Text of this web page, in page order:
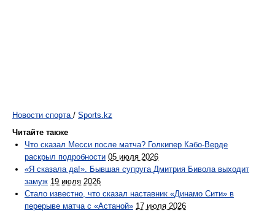
Новости спорта / Sports.kz
Читайте также
Что сказал Месси после матча? Голкипер Кабо-Верде
раскрыл подробности 05 июля 2026
«Я сказала да!». Бывшая супруга Дмитрия Бивола выходит
замуж 19 июля 2026
Стало известно, что сказал наставник «Динамо Сити» в
перерыве матча с «Астаной» 17 июля 2026